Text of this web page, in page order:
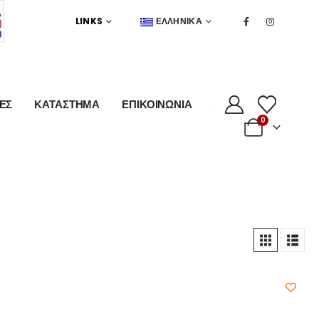
LINKS ΕΛΛΗΝΙΚΆ
ΚΑΤΑΣΤΗΜΑ ΕΠΙΚΟΙΝΩΝΙΑ
0